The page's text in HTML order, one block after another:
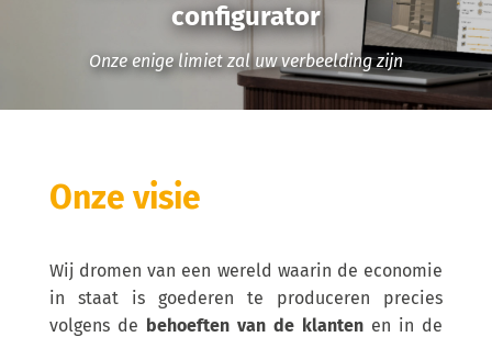
configurator
Onze enige limiet zal uw verbeelding zijn
Onze visie
Wij dromen van een wereld waarin de economie
in staat is goederen te produceren precies
volgens de behoeften van de klanten en in de